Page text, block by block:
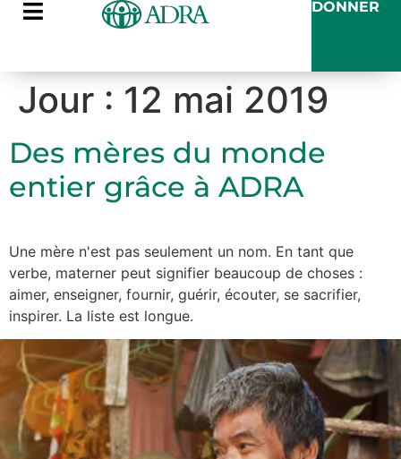
DONNER
Jour : 12 mai 2019
Des mères du monde
entier grâce à ADRA
Une mère n'est pas seulement un nom. En tant que
verbe, materner peut signifier beaucoup de choses :
aimer, enseigner, fournir, guérir, écouter, se sacrifier,
inspirer. La liste est longue.